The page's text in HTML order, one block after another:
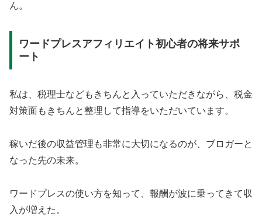
ん。
ワードプレスアフィリエイト初心者の将来サポ
ート
私は、税理士などもきちんと入っていただきながら、税金
対策面もきちんと整理して指導をいただいています。
稼いだ後の収益管理も非常に大切になるのが、ブロガーと
なった先の未来。
ワードプレスの使い方を知って、報酬が波に乗ってきて収
入が増えた。